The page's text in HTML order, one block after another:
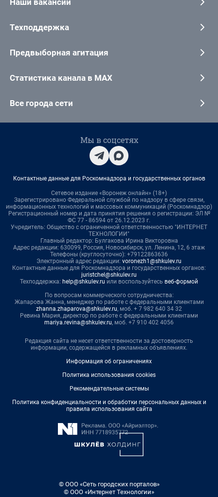
Техподдержка
Предвыборная агитация
Статистика канала в MAX
Все города сети
Мы в соцсетях
Контактные данные для Роскомнадзора и государственных органов
Сетевое издание «Воронеж онлайн» (18+)
Зарегистрировано Федеральной службой по надзору в сфере связи,
информационных технологий и массовых коммуникаций (Роскомнадзор)
Регистрационный номер и дата принятия решения о регистрации: ЭЛ №
ФС 77 - 86594 от 26.12.2023 г.
Учредитель: Общество с ограниченной ответственностью "ИНТЕРНЕТ
ТЕХНОЛОГИИ"
Главный редактор: Булгакова Ирина Викторовна
Адрес редакции: 630099, Россия, Новосибирск, ул. Ленина, 12, 6 этаж
Телефоны (круглосуточно): +79122863636
Электронный адрес редакции: voronezh1@shkulev.ru
Контактные данные для Роскомнадзора и государственных органов:
juristchel@shkulev.ru
Техподдержка: help@shkulev.ru или воспользуйтесь веб-формой
По вопросам коммерческого сотрудничества:
Жапарова Жанна, менеджер по работе с федеральными клиентами
zhanna.zhaparova@shkulev.ru, моб. + 7 982 640 34 32
Ревина Мария, директор по работе с федеральными клиентами
mariya.revina@shkulev.ru, моб. +7 910 402 4056
Редакция сайта не несет ответственности за достоверность
информации, содержащейся в рекламных объявлениях.
Информация об ограничениях
Политика использования cookies
Рекомендательные системы
Политика конфиденциальности и обработки персональных данных и
правила использования сайта
© ООО «Сеть городских порталов»
© ООО «Интернет Технологии»